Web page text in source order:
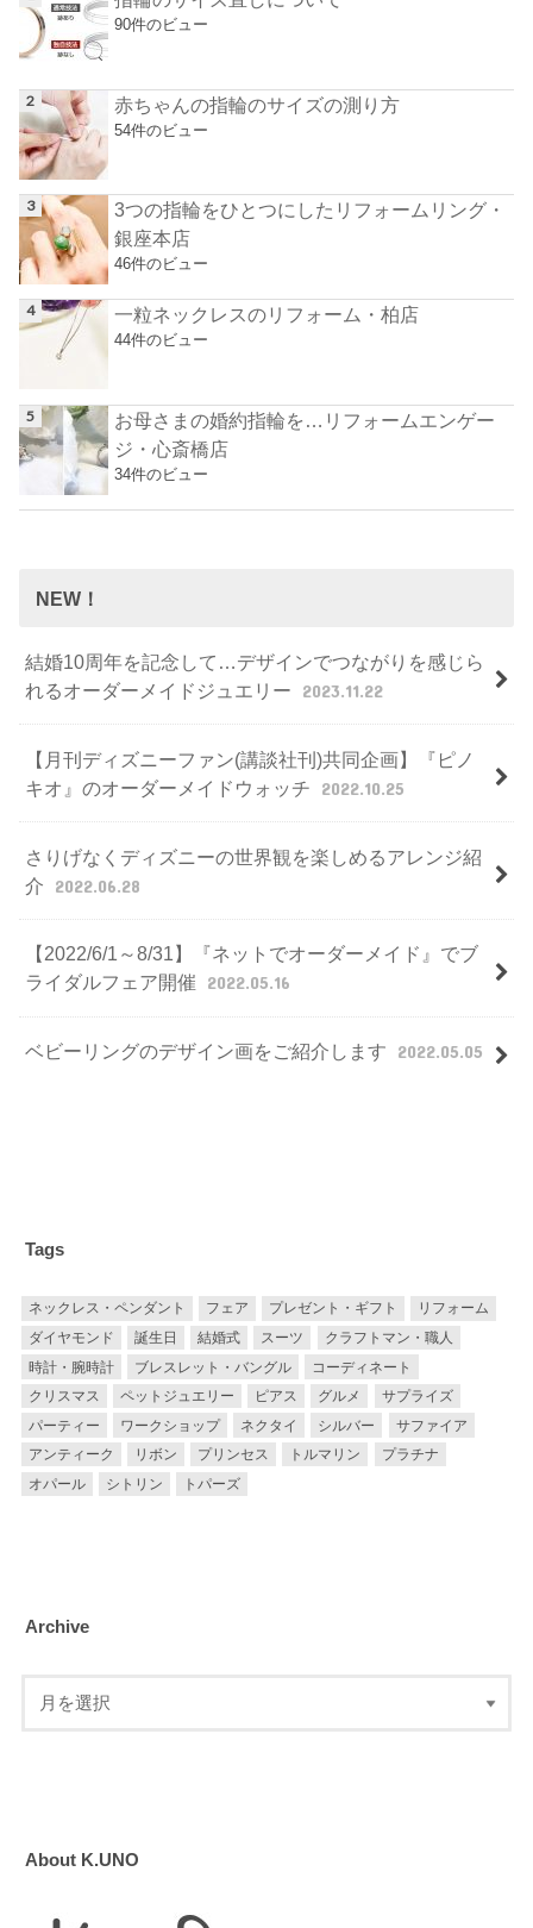
90件のビュー
赤ちゃんの指輪のサイズの測り方
54件のビュー
3つの指輪をひとつにしたリフォームリング・
銀座本店
46件のビュー
一粒ネックレスのリフォーム・柏店
44件のビュー
お母さまの婚約指輪を…リフォームエンゲー
ジ・心斎橋店
34件のビュー
NEW！
結婚10周年を記念して…デザインでつながりを感じら
れるオーダーメイドジュエリー
2023.11.22
【月刊ディズニーファン(講談社刊)共同企画】『ピノ
キオ』のオーダーメイドウォッチ
2022.10.25
さりげなくディズニーの世界観を楽しめるアレンジ紹
介
2022.06.28
【2022/6/1～8/31】『ネットでオーダーメイド』でブ
ライダルフェア開催
2022.05.16
ベビーリングのデザイン画をご紹介します 2022.05.05
Tags
ネックレス・ペンダント フェア プレゼント・ギフト
リフォーム
ダイヤモンド
誕生日 結婚式 スーツ
クラフトマン・職人
時計・腕時計
ブレスレット・バングル
コーディネート
クリスマス
ペットジュエリー ピアス グルメ
サプライズ
パーティー
ワークショップ ネクタイ シルバー
サファイア
アンティーク
リボン プリンセス トルマリン
プラチナ
オパール
シトリン トパーズ
Archive
About K.UNO